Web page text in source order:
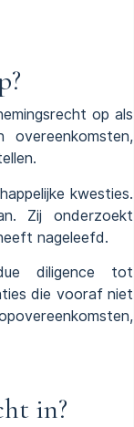
op als
kwesties.
Zij onderzoekt
nageleefd.
diligence tot
die vooraf niet
in?